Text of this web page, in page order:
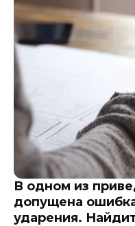
В одном из
допущена
ударения.